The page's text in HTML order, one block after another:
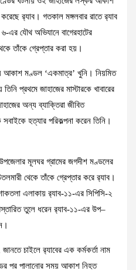
র‍্যাব। গতকাল মঙ্গলবার রাতে র‍্যাব
এর যৌথ অভিযানে বাগেরহাটের
তাঁকে গ্রেপ্তার করা হয়।
আকাশ মণ্ডল ‘একমাত্র’ খুনি। নিয়মিত
প্রথমে জাহাজের মাস্টারকে খাবারের
অন্য ব্যাক্তিরা জীবিত
হত্যার পরিকল্পনা করেন তিনি।
মূলঘর গ্রামের জগদীশ মণ্ডলের
থেকে তাঁকে গ্রেপ্তার করে র‍্যাব।
এলাকায় র‍্যাব-১১-এর সিপিসি-২
তুলে ধরেন র‍্যাব-১১-এর উপ–
চাইলে র‍্যাবের এক কর্মকর্তা নাম
পর পালানোর সময় আকাশ নিহত